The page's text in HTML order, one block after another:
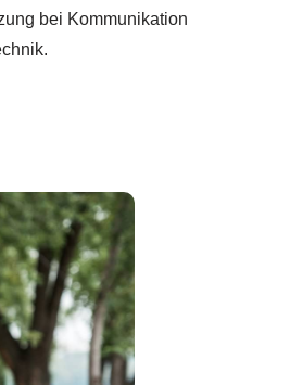
bei Kommunikation